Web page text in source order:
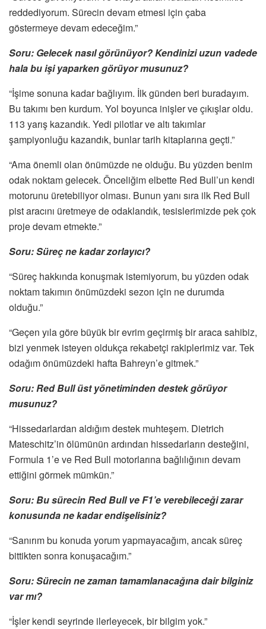
reddediyorum. Sürecin devam etmesi için çaba
göstermeye devam edeceğim.”
Soru: Gelecek nasıl görünüyor? Kendinizi uzun vadede
hala bu işi yaparken görüyor musunuz?
“İşime sonuna kadar bağlıyım. İlk günden beri buradayım.
Bu takımı ben kurdum. Yol boyunca inişler ve çıkışlar oldu.
113 yarış kazandık. Yedi pilotlar ve altı takımlar
şampiyonluğu kazandık, bunlar tarih kitaplarına geçti.”
“Ama önemli olan önümüzde ne olduğu. Bu yüzden benim
odak noktam gelecek. Önceliğim elbette Red Bull’un kendi
motorunu üretebiliyor olması. Bunun yanı sıra ilk Red Bull
pist aracını üretmeye de odaklandık, tesislerimizde pek çok
proje devam etmekte.”
Soru: Süreç ne kadar zorlayıcı?
“Süreç hakkında konuşmak istemiyorum, bu yüzden odak
noktam takımın önümüzdeki sezon için ne durumda
olduğu.”
“Geçen yıla göre büyük bir evrim geçirmiş bir araca sahibiz,
bizi yenmek isteyen oldukça rekabetçi rakiplerimiz var. Tek
odağım önümüzdeki hafta Bahreyn’e gitmek.”
Soru: Red Bull üst yönetiminden destek görüyor
musunuz?
“Hissedarlardan aldığım destek muhteşem. Dietrich
Mateschitz’in ölümünün ardından hissedarların desteğini,
Formula 1’e ve Red Bull motorlarına bağlılığının devam
ettiğini görmek mümkün.”
Soru: Bu sürecin Red Bull ve F1’e verebileceği zarar
konusunda ne kadar endişelisiniz?
“Sanırım bu konuda yorum yapmayacağım, ancak süreç
bittikten sonra konuşacağım.”
Soru: Sürecin ne zaman tamamlanacağına dair bilginiz
var mı?
“İşler kendi seyrinde ilerleyecek, bir bilgim yok.”